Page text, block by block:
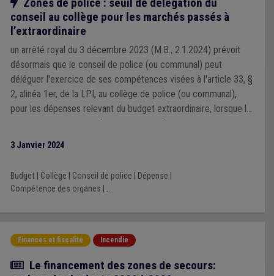
conseil au collège pour les marchés passés à
l’extraordinaire
un arrêté royal du 3 décembre 2023 (M.B., 2.1.2024) prévoit
désormais que le conseil de police (ou communal) peut
déléguer l'exercice de ses compétences visées à l'article 33, §
2, alinéa 1er, de la LPI, au collège de police (ou communal),
pour les dépenses relevant du budget extraordinaire, lorsque la
valeur du marché est inférieure au seuil fixé pour le recours à la
2024.
3 Janvier 2024
Budget| Collège Conseil de police Dépense
Compétence des organes
...
Finances et fiscalité Incendie
Article
Le financement des zones de secours: